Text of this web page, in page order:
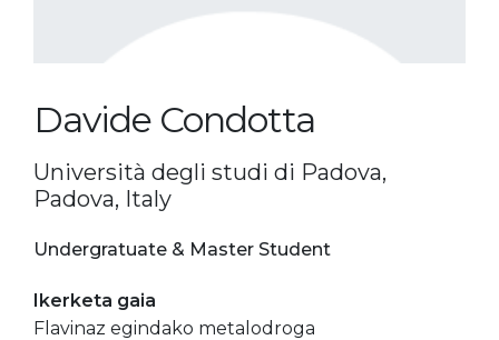
Davide Condotta
Università degli studi di Padova,
Padova, Italy
Undergratuate & Master Student
Ikerketa gaia
Flavinaz egindako metalodroga